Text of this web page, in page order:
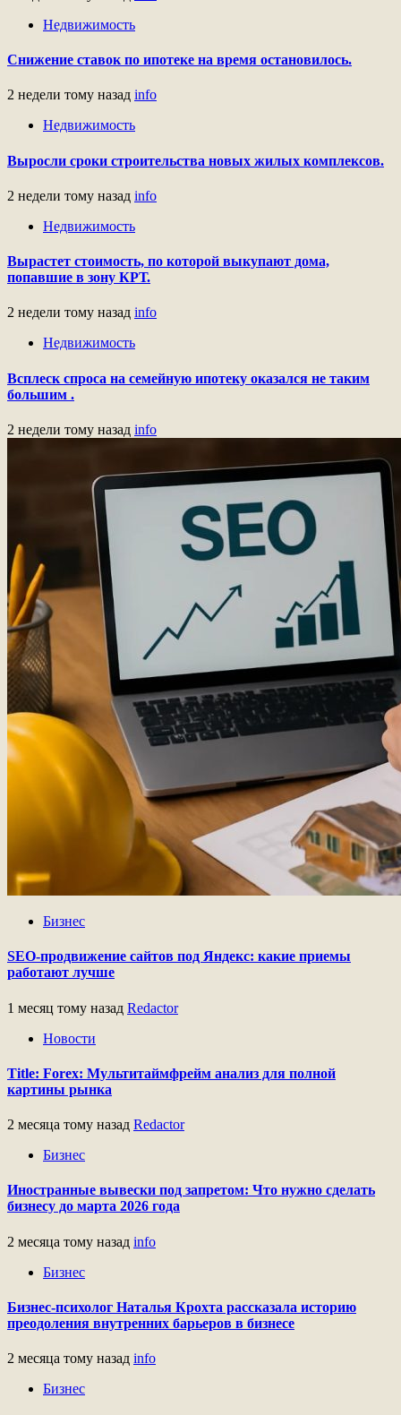
Недвижимость
Снижение ставок по ипотеке на время остановилось.
2 недели тому назад info
Недвижимость
Выросли сроки строительства новых жилых комплексов.
2 недели тому назад info
Недвижимость
Вырастет стоимость, по которой выкупают дома,
попавшие в зону КРТ.
2 недели тому назад info
Недвижимость
Всплеск спроса на семейную ипотеку оказался не таким
большим .
2 недели тому назад info
Бизнес
SEO-продвижение сайтов под Яндекс: какие приемы
работают лучше
1 месяц тому назад Redactor
Новости
Title: Forex: Мультитаймфрейм анализ для полной
картины рынка
2 месяца тому назад Redactor
Бизнес
Иностранные вывески под запретом: Что нужно сделать
бизнесу до марта 2026 года
2 месяца тому назад info
Бизнес
Бизнес-психолог Наталья Крохта рассказала историю
преодоления внутренних барьеров в бизнесе
2 месяца тому назад info
Бизнес